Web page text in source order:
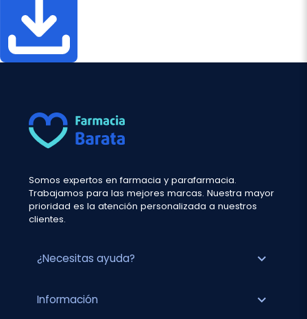
Somos expertos en farmacia y parafarmacia.
Trabajamos para las mejores marcas. Nuestra mayor
prioridad es la atención personalizada a nuestros
clientes.
¿Necesitas ayuda? expand_more
Información expand_more